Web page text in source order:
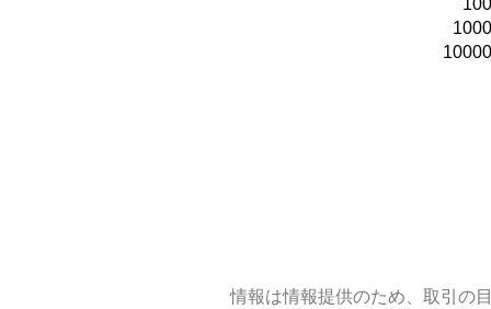
1000
10000
情報は情報提供のため、取引の